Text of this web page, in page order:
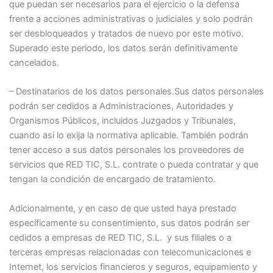
que puedan ser necesarios para el ejercicio o la defensa
frente a acciones administrativas o judiciales y solo podrán
ser desbloqueados y tratados de nuevo por este motivo.
Superado este periodo, los datos serán definitivamente
cancelados.
– Destinatarios de los datos personales.Sus datos personales
podrán ser cedidos a Administraciones, Autoridades y
Organismos Públicos, incluidos Juzgados y Tribunales,
cuando así lo exija la normativa aplicable. También podrán
tener acceso a sus datos personales los proveedores de
servicios que RED TIC, S.L. contrate o pueda contratar y que
tengan la condición de encargado de tratamiento.
Adicionalmente, y en caso de que usted haya prestado
específicamente su consentimiento, sus datos podrán ser
cedidos a empresas de RED TIC, S.L. y sus filiales o a
terceras empresas relacionadas con telecomunicaciones e
Internet, los servicios financieros y seguros, equipamiento y